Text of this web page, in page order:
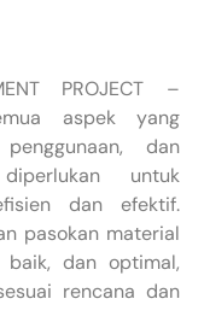
PROJECT –
aspek yang
dan
untuk
dan efektif.
pasokan material
dan optimal,
rencana dan